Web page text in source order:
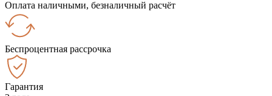
Оплата наличными, безналичный расчёт
Беспроцентная рассрочка
Гарантия